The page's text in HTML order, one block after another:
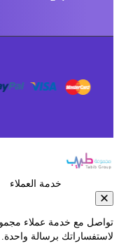
خدمة العملاء
مع خدمة عملاء
برسالة واحدة.